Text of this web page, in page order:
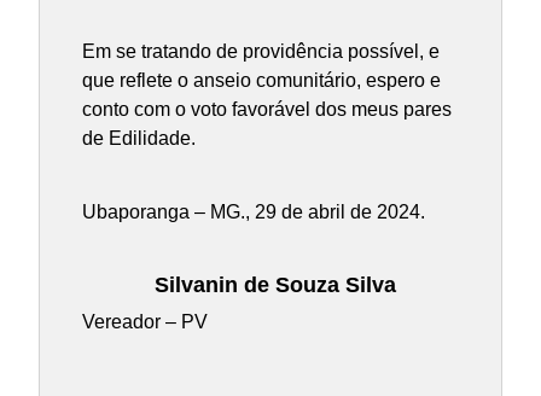
Em se tratando de providência possível, e
que reflete o anseio comunitário, espero e
conto com o voto favorável dos meus pares
de Edilidade.
Ubaporanga – MG., 29 de abril de 2024.
Silvanin de Souza Silva
Vereador – PV